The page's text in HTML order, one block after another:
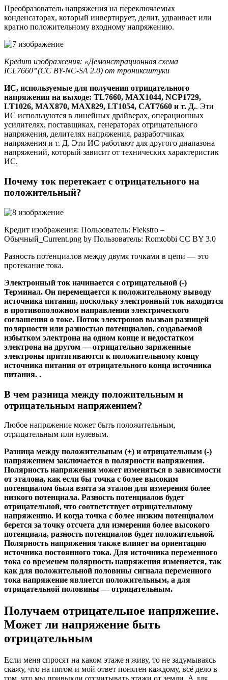
Преобразователь напряжения на переключаемых
конденсаторах, который инвертирует, делит, удваивает или
кратно положительному входному напряжению.
Кредит изображения: «Демонстрационная схема
ICL7660”(CC BY-NC-SA 2.0) от трониксштуки
ИС, используемые для получения отрицательного
напряжения на выходе: TL7660, MAX1044, NCP1729,
LT1026, MAX870, MAX829, LT1054, CAT7660 и т. Д.. Эти
ИС используются в линейных драйверах, операционных
усилителях, поставщиках, генераторах отрицательного
напряжения, делителях напряжения, разработчиках
напряжения и т. Д. Эти ИС работают для другого диапазона
напряжений, который зависит от технических характеристик
ИС.
Почему ток перетекает с отрицательного на
положительный?
Кредит изображения: Пользователь: Flekstro –
Обычный_Current.png by Пользователь: Romtobbi CC BY 3.0
Разность потенциалов между двумя точками в цепи — это
протекание тока.
Электронный ток начинается с отрицательной (-)
Терминал. Он перемещается к положительному выводу
источника питания, поскольку электронный ток находится
в противоположном направлении электрического
соглашения о токе. Поток электронов вызван разницей
полярности или разностью потенциалов, создаваемой
избытком электрона на одном конце и недостатком
электрона на другом — отрицательно заряженные
электроны притягиваются к положительному концу
источника питания от отрицательного конца источника
питания. .
В чем разница между положительным и
отрицательным напряжением?
Любое напряжение может быть положительным,
отрицательным или нулевым.
Разница между положительным (+) и отрицательным (-)
напряжением заключается в полярности напряжения.
Полярность напряжения может изменяться в зависимости
от эталона, как если бы точка с более высоким
потенциалом была взята за эталон для измерения более
низкого потенциала. Разность потенциалов будет
отрицательной, что соответствует отрицательному
напряжению. И когда точка с более низким потенциалом
берется за точку отсчета для измерения более высокого
потенциала, разность потенциалов будет положительной.
Полярность напряжения также влияет на ориентацию
источника постоянного тока. Для источника переменного
тока со временем полярность напряжения изменяется, так
как для положительной половины сигнала переменного
тока напряжение является положительным, а для
отрицательной половины — отрицательным.
Получаем отрицательное напряжение.
Может ли напряжение быть
отрицательным
Если меня спросят на каком этаже я живу, то не задумываясь
скажу, что на пятом и мой ответ понятен каждому, всё дело в